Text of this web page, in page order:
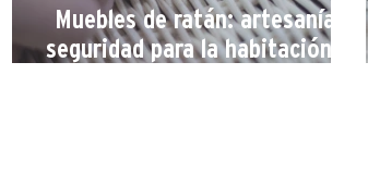
Muebles de ratán: artesanía y
seguridad para la habitación de